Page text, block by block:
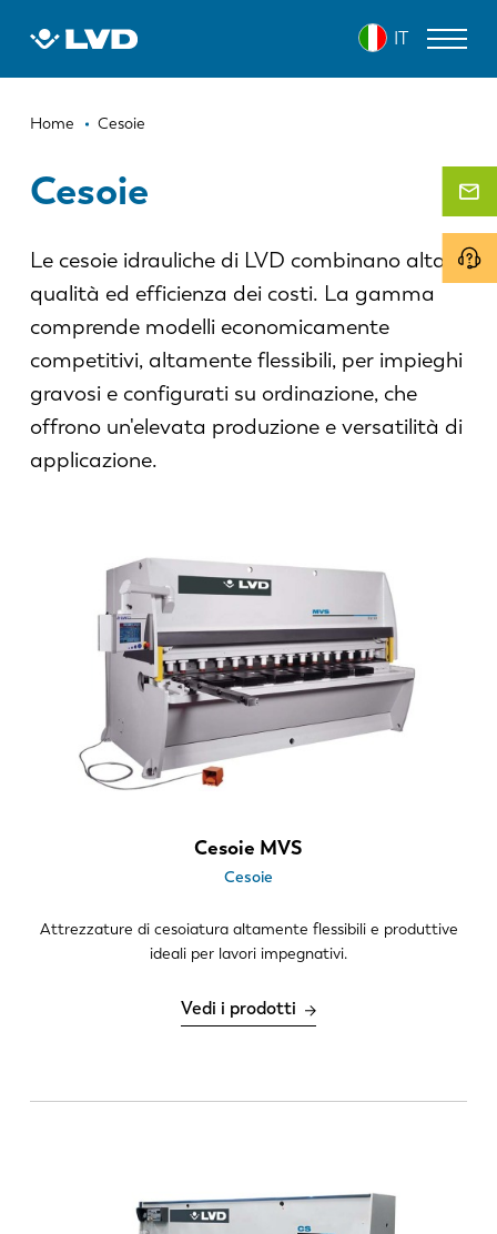
IT
Briciole
pane
Home Cesoie
Cesoie
Le cesoie idrauliche di LVD combinano alta
qualità ed efficienza dei costi. La gamma
comprende modelli economicamente
competitivi, altamente flessibili, per impieghi
gravosi e configurati su ordinazione, che
offrono un'elevata produzione e versatilità di
applicazione.
Cesoie MVS
Cesoie
Attrezzature di cesoiatura altamente flessibili e produttive
ideali per lavori impegnativi.
Vedi i prodotti
MACCHINE PER IL TAGLIO LASER
PUNZONATRICI
CESOIE
SOFTWARE
SERVIZIO CLIENTI
SU LVD
Storie di clienti
Centro risorse
Settori e soluzioni
Contattateci